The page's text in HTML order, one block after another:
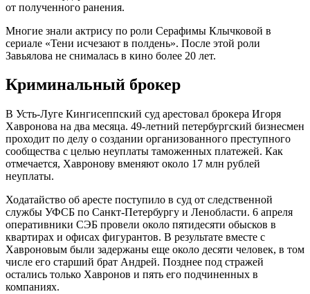
от полученного ранения.
Многие знали актрису по роли Серафимы Клычковой в
сериале «Тени исчезают в полдень». После этой роли
Завьялова не снималась в кино более 20 лет.
Криминальный брокер
В Усть-Луге Кингисеппский суд арестовал брокера Игоря
Хавронова на два месяца. 49-летний петербургский бизнесмен
проходит по делу о создании организованного преступного
сообщества с целью неуплаты таможенных платежей. Как
отмечается, Хавронову вменяют около 17 млн рублей
неуплаты.
Ходатайство об аресте поступило в суд от следственной
службы УФСБ по Санкт-Петербургу и Ленобласти. 6 апреля
оперативники СЭБ провели около пятидесяти обысков в
квартирах и офисах фигурантов. В результате вместе с
Хавроновым были задержаны еще около десяти человек, в том
числе его старший брат Андрей. Позднее под стражей
остались только Хавронов и пять его подчиненных в
компаниях.